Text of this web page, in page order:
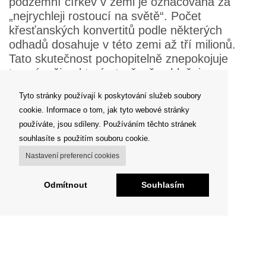
Tyto stránky používají k poskytování služeb soubory
cookie. Informace o tom, jak tyto webové stránky
používáte, jsou sdíleny. Používáním těchto stránek
souhlasíte s použitím souboru cookie.
Nastavení preferencí cookies
Odmítnout Souhlasím
„nejrychleji rostoucí na světě“. Počet
křesťanských konvertitů podle některých
odhadů dosahuje v této zemi až tří milionů.
Tato skutečnost pochopitelně znepokojuje
tamní režim, který otevřeně vyhlašuje
Zpět